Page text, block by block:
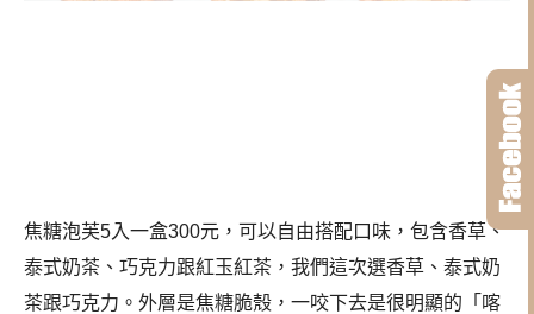
焦糖泡芙5入一盒300元，可以自由搭配口味，包含香草、
泰式奶茶、巧克力跟紅玉紅茶，我們這次選香草、泰式奶
茶跟巧克力。外層是焦糖脆殼，一咬下去是很明顯的「喀